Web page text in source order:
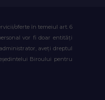
oferte în temeiul art. 6
vor fi doar entități
aveți dreptul
Biroului pentru